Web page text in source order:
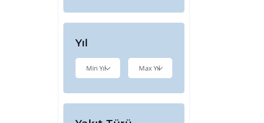
Yıl
Min Yıl Max Yıl